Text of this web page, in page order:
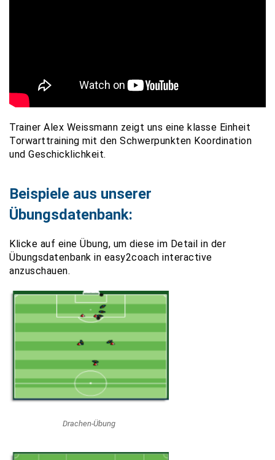
Trainer Alex Weissmann zeigt uns eine klasse Einheit
Torwarttraining mit den Schwerpunkten Koordination
und Geschicklichkeit.
Beispiele aus unserer
Übungsdatenbank:
Klicke auf eine Übung, um diese im Detail in der
Übungsdatenbank in easy2coach interactive
anzuschauen.
Drachen-Übung